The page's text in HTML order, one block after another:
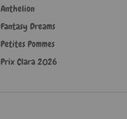
Anthelion
Fantasy Dreams
Petites Pommes
Prix Clara 2026